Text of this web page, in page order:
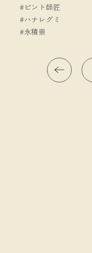
#ピント師匠
#ハナレグミ
#永積崇